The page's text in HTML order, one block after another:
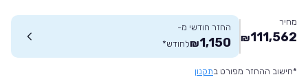
מחיר
111,562
₪
החזר חודשי מ-
1,150
₪לחודש*
*חישוב ההחזר מפורט בתקנון